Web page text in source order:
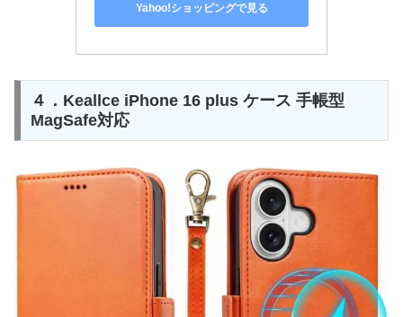
Yahoo!ショッピングで見る
４．Keallce iPhone 16 plus ケース 手帳型
MagSafe対応